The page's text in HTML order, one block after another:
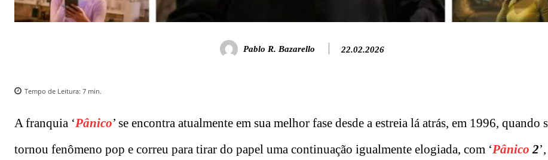
Pablo R. Bazarello 22.02.2026
Tempo de Leitura: 7 min.
A franquia ‘Pânico’ se encontra atualmente em sua melhor fase desde a estreia lá atrás, em 1996, quando
tornou fenômeno pop e correu para tirar do papel uma continuação igualmente elogiada, com ‘Pânico 2